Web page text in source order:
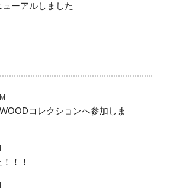
ーアルしました
コレクションへ参加しま
！！